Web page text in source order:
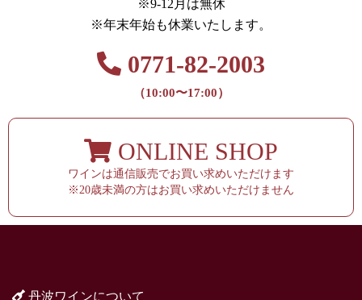
※9-12月は無休
※年末年始も休業いたします。
0771-82-2003
（10:00〜17:00）
ONLINE SHOP
ワインは通信販売でお買い求めいただけます
※20歳未満の方はお買い求めいただけません
丹波ワインについて